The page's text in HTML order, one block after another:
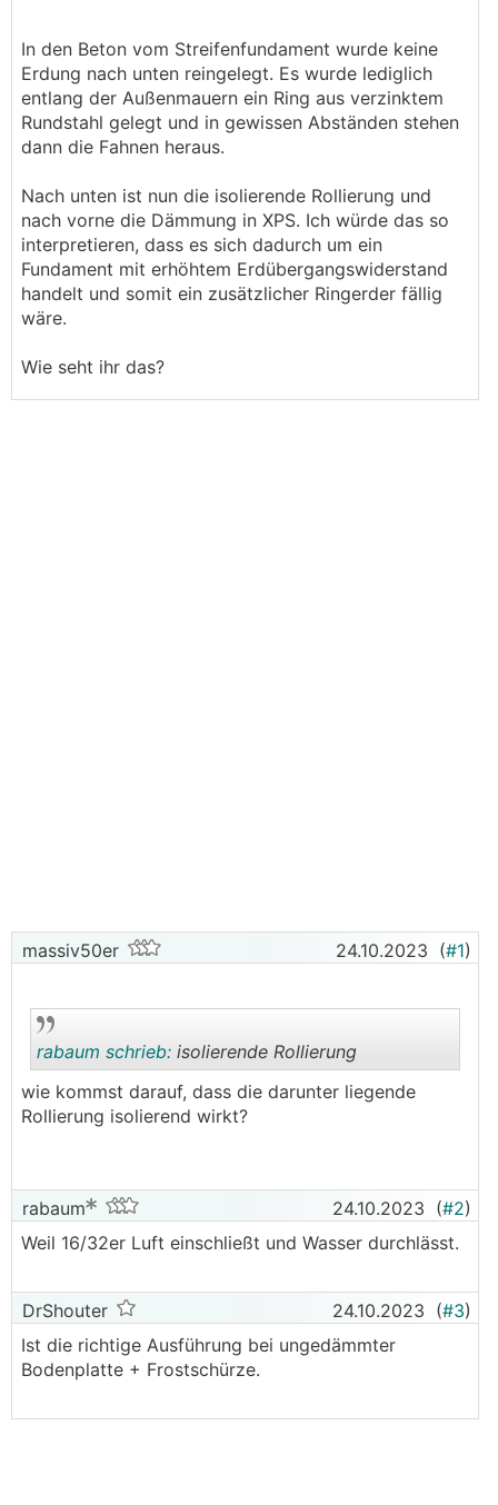
In den Beton vom Streifenfundament wurde keine
Erdung nach unten reingelegt. Es wurde lediglich
entlang der Außenmauern ein Ring aus verzinktem
Rundstahl gelegt und in gewissen Abständen stehen
dann die Fahnen heraus.
Nach unten ist nun die isolierende Rollierung und
nach vorne die Dämmung in XPS. Ich würde das so
interpretieren, dass es sich dadurch um ein
Fundament mit erhöhtem Erdübergangswiderstand
handelt und somit ein zusätzlicher Ringerder fällig
wäre.
Wie seht ihr das?
massiv50er 24.10.2023 (#1)
rabaum schrieb: isolierende Rollierung
wie kommst darauf, dass die darunter liegende
Rollierung isolierend wirkt?
rabaum 24.10.2023 (#2)
Weil 16/32er Luft einschließt und Wasser durchlässt.
DrShouter 24.10.2023 (#3)
Ist die richtige Ausführung bei ungedämmter
Bodenplatte + Frostschürze.